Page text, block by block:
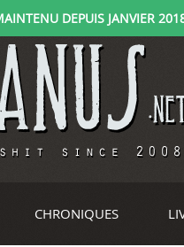
DEPUIS JANVIER
CHRONIQUES